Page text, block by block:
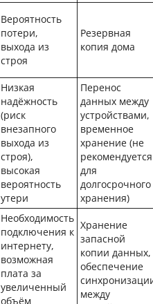
Вероятность
потери,
выхода из
строя
Резервная
копия дома
Низкая
надёжность
(риск
внезапного
выхода из
строя),
высокая
вероятность
утери
Перенос
данных между
устройствами,
временное
хранение (не
рекомендуется
для
долгосрочного
хранения)
Необходимость
подключения к
интернету,
возможная
плата за
увеличенный
объём
Хранение
запасной
копии данных,
обеспечение
между